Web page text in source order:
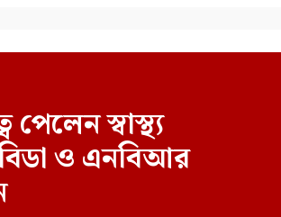
পেলেন স্বাস্থ্য
বিডা ও এনবিআর